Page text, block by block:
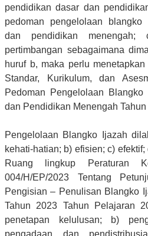
pendidikan dasar dan
pedoman pengelolaan
dan pendidikan menengah;
pertimbangan sebagaimana
huruf b, maka perlu
Standar, Kurikulum, dan
Pedoman Pengelolaan
dan Pendidikan Menengah
Pengelolaan Blangko Ijazah
kehati-hatian; b) efisien; c)
Ruang lingkup Peraturan
004/H/EP/2023 Tentang
Pengisian – Penulisan Blangko
Tahun 2023 Tahun Pelajaran
penetapan kelulusan; b)
pengadaan dan